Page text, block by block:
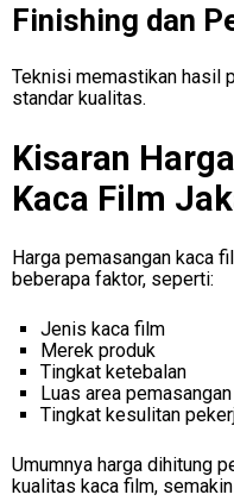
Finishing dan
Teknisi memastikan hasil
standar kualitas.
Kisaran
Kaca Film
Harga pemasangan kaca
beberapa faktor, seperti:
Jenis kaca film
Merek produk
Tingkat ketebalan
Luas area pemasangan
Tingkat kesulitan
Umumnya harga dihitung
kualitas kaca film,